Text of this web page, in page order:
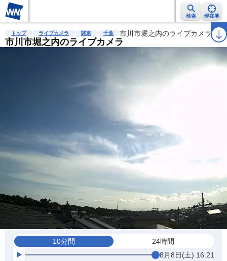
検索 現在地
雨雲レーダー 台風情報 地震情報 警報・注意報 2週間天気 ラ
トップ ライブカメラ 関東 千葉 市川市堀之内のライブカメラ
市川市堀之内のライブカメラ
10分間
24時間
8月8日(土) 16:21